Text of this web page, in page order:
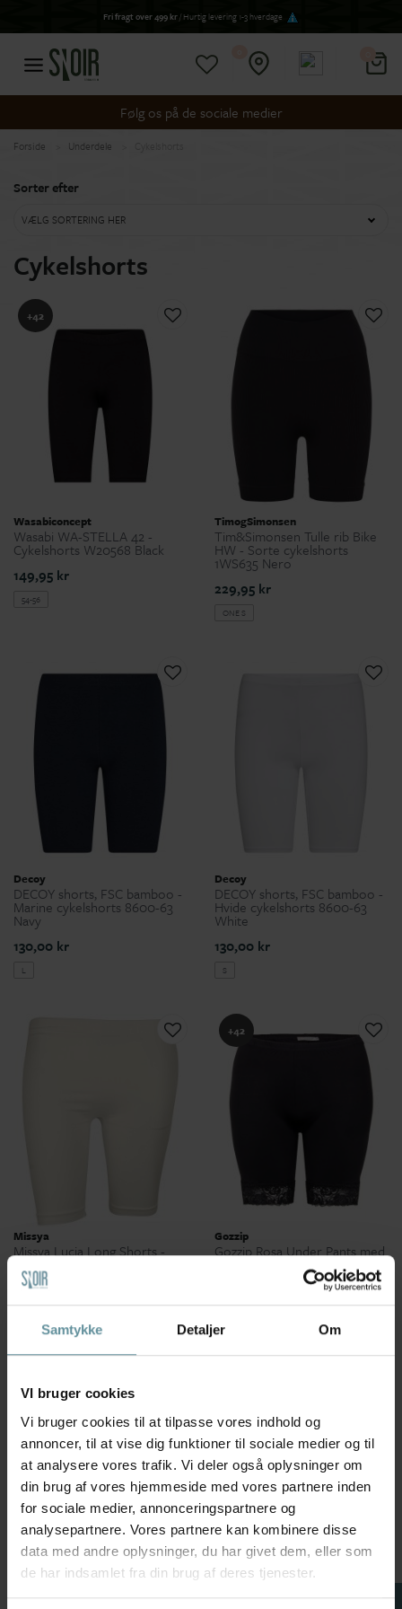
Samtykke Detaljer Om
VI bruger cookies
Vi bruger cookies til at tilpasse vores indhold og
annoncer, til at vise dig funktioner til sociale medier og til
at analysere vores trafik. Vi deler også oplysninger om
din brug af vores hjemmeside med vores partnere inden
for sociale medier, annonceringspartnere og
analysepartnere. Vores partnere kan kombinere disse
data med andre oplysninger, du har givet dem, eller som
de har indsamlet fra din brug af deres tjenester.
Fri fragt over 499 kr/ Hurtig levering 1-3 hverdage
Følg os på de sociale medier
Forside Underdele
Sorter efter
VÆLG SORTERING HER
Cykelshorts
+42
Wasabiconcept
Wasabi WA-STELLA 42 -
Cykelshorts W20568 Black
149,95 kr
54-56
TimogSimonsen
Tim&Simonsen Tulle rib Bike
HW - Sorte cykelshorts
1WS635 Nero
229,95 kr
ONE S
Decoy
DECOY shorts, FSC bamboo -
Marine cykelshorts 8600-63
Navy
130,00 kr
L
Decoy
DECOY shorts, FSC bamboo -
Hvide cykelshorts 8600-63
White
130,00 kr
S
Missya
Missya Lucia Long Shorts -
149,95 kr
+42
Gozzip
Gozzip Rosa Under Pants med
Lace - Cykelshorts G152631
219,95 kr
XS